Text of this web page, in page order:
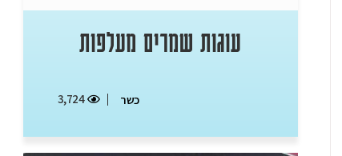
עוגות שמרים מעלפות
כשר 3,724